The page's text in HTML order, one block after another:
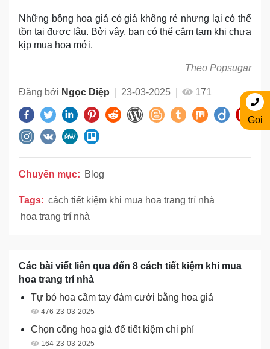
Những bông hoa giả có giá không rẻ nhưng lại có thể
tồn tại được lâu. Bởi vậy, bạn có thể cắm tạm khi chưa
kịp mua hoa mới.
Theo Popsugar
Đăng bởi Ngọc Diệp 23-03-2025 171
Chuyên mục: Blog
Tags: cách tiết kiệm khi mua hoa trang trí nhà
hoa trang trí nhà
Các bài viết liên qua đến 8 cách tiết kiệm khi mua
hoa trang trí nhà
Tự bó hoa cầm tay đám cưới bằng hoa giả
476 23-03-2025
Chọn cổng hoa giả để tiết kiệm chi phí
164 23-03-2025
Gọi